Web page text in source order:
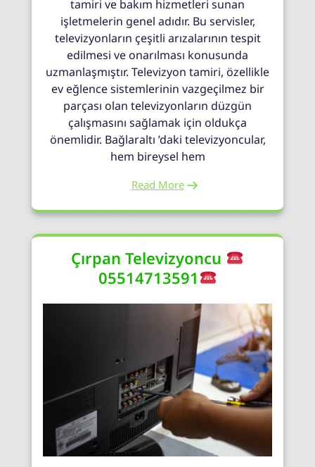
tamiri ve bakım hizmetleri sunan
işletmelerin genel adıdır. Bu servisler,
televizyonların çeşitli arızalarının tespit
edilmesi ve onarılması konusunda
uzmanlaşmıştır. Televizyon tamiri, özellikle
ev eğlence sistemlerinin vazgeçilmez bir
parçası olan televizyonların düzgün
çalışmasını sağlamak için oldukça
önemlidir. Bağlaraltı ’daki televizyoncular,
hem bireysel hem
Read More
Çırpan Televizyoncu
05514713591